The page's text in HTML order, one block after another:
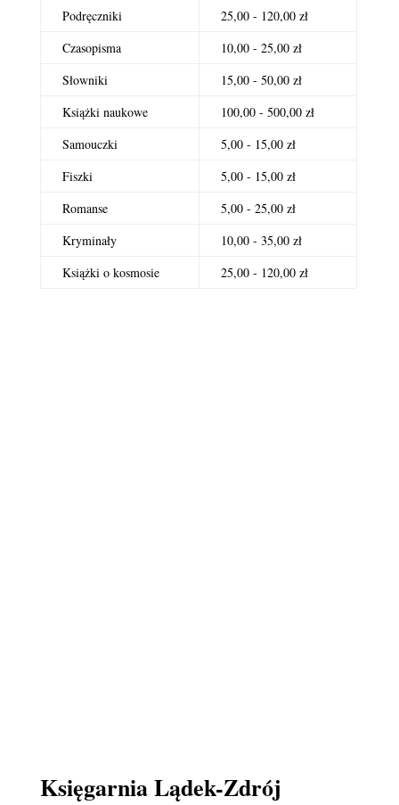
Podręczniki
25,00 - 120,00 zł
Czasopisma
10,00 - 25,00 zł
Słowniki
15,00 - 50,00 zł
Książki naukowe
100,00 - 500,00 zł
Samouczki
5,00 - 15,00 zł
Fiszki
5,00 - 15,00 zł
Romanse
5,00 - 25,00 zł
Kryminały
10,00 - 35,00 zł
Książki o kosmosie
25,00 - 120,00 zł
Księgarnia Lądek-Zdrój